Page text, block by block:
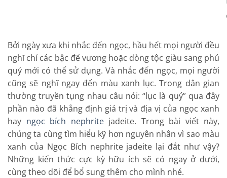
Bởi ngày xưa khi nhắc đến ngọc, hầu hết mọi người đều
nghĩ chỉ các bậc đế vương hoặc dòng tộc giàu sang phú
quý mới có thể sử dụng. Và nhắc đến ngọc, mọi người
cũng sẽ nghĩ ngay đến màu xanh lục. Trong dân gian
thường truyền tụng nhau câu nói: “lục là quý” qua đây
phần nào đã khẳng định giá trị và địa vị của ngọc xanh
hay ngọc bích nephritejadeite. Trong bài viết này,
chúng ta cùng tìm hiểu kỹ hơn nguyên nhân vì sao màu
xanh của Ngọc Bích nephrite jadeite lại đắt như vậy?
Những kiến thức cực kỳ hữu ích sẽ có ngay ở dưới,
cùng theo dõi để bổ sung thêm cho mình nhé.